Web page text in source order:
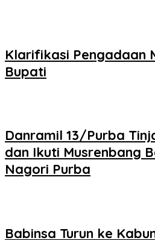
Klarifikasi Pengadaan
Bupati
Danramil 13/Purba
dan Ikuti Musrenbang
Nagori Purba
Babinsa Turun ke